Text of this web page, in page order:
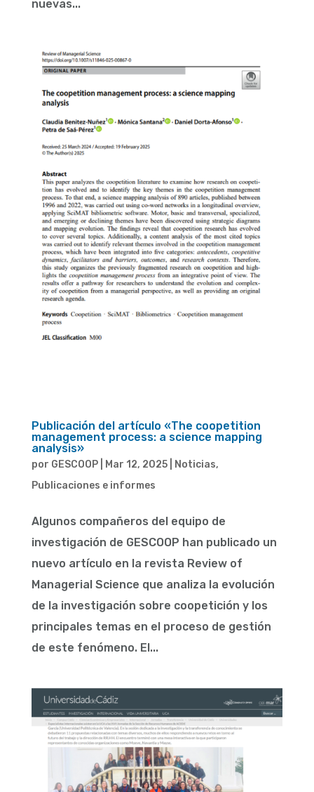
nuevas...
Publicación del artículo «The coopetition
management process: a science mapping
analysis»
por GESCOOP| Mar 12, 2025| Noticias,
Publicaciones e informes
Algunos compañeros del equipo de
investigación de GESCOOP han publicado un
nuevo artículo en la revista Review of
Managerial Science que analiza la evolución
de la investigación sobre coopetición y los
principales temas en el proceso de gestión
de este fenómeno. El...